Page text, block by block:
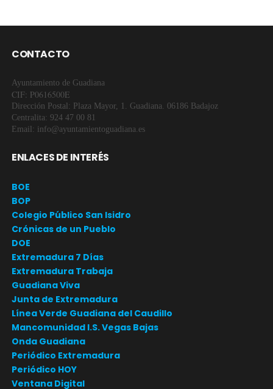
CONTACTO
Ayuntamiento de Guadiana
CIF: P0616500E
Dirección Postal: Plaza Mayor, 1. Guadiana. 06186 Badajoz
Centralita: 924 47 00 81
Email: info@ayuntamientoguadiana.es
ENLACES DE INTERÉS
BOE
BOP
Colegio Público San Isidro
Crónicas de un Pueblo
DOE
Extremadura 7 Días
Extremadura Trabaja
Guadiana Viva
Junta de Extremadura
Línea Verde Guadiana del Caudillo
Mancomunidad I.S. Vegas Bajas
Onda Guadiana
Periódico Extremadura
Periódico HOY
Ventana Digital